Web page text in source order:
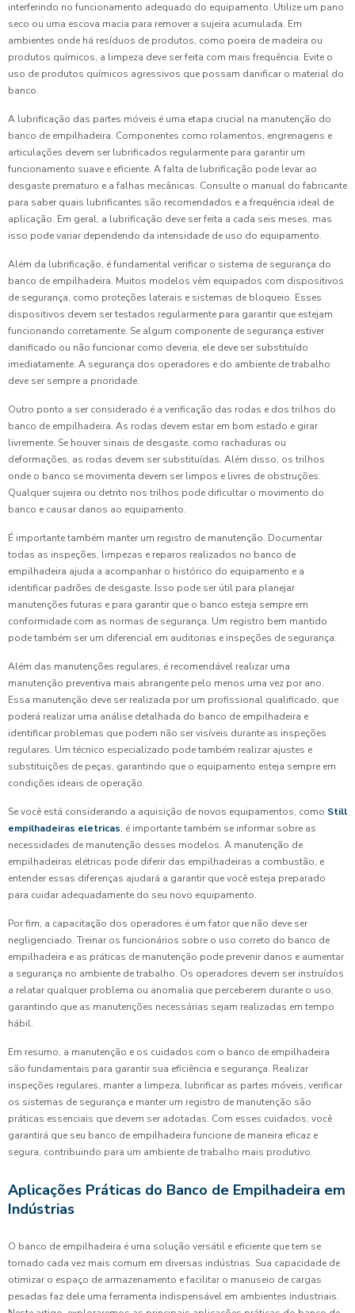
interferindo no funcionamento adequado do equipamento. Utilize um pano
seco ou uma escova macia para remover a sujeira acumulada. Em
ambientes onde há resíduos de produtos, como poeira de madeira ou
produtos químicos, a limpeza deve ser feita com mais frequência. Evite o
uso de produtos químicos agressivos que possam danificar o material do
banco.
A lubrificação das partes móveis é uma etapa crucial na manutenção do
banco de empilhadeira. Componentes como rolamentos, engrenagens e
articulações devem ser lubrificados regularmente para garantir um
funcionamento suave e eficiente. A falta de lubrificação pode levar ao
desgaste prematuro e a falhas mecânicas. Consulte o manual do fabricante
para saber quais lubrificantes são recomendados e a frequência ideal de
aplicação. Em geral, a lubrificação deve ser feita a cada seis meses, mas
isso pode variar dependendo da intensidade de uso do equipamento.
Além da lubrificação, é fundamental verificar o sistema de segurança do
banco de empilhadeira. Muitos modelos vêm equipados com dispositivos
de segurança, como proteções laterais e sistemas de bloqueio. Esses
dispositivos devem ser testados regularmente para garantir que estejam
funcionando corretamente. Se algum componente de segurança estiver
danificado ou não funcionar como deveria, ele deve ser substituído
imediatamente. A segurança dos operadores e do ambiente de trabalho
deve ser sempre a prioridade.
Outro ponto a ser considerado é a verificação das rodas e dos trilhos do
banco de empilhadeira. As rodas devem estar em bom estado e girar
livremente. Se houver sinais de desgaste, como rachaduras ou
deformações, as rodas devem ser substituídas. Além disso, os trilhos
onde o banco se movimenta devem ser limpos e livres de obstruções.
Qualquer sujeira ou detrito nos trilhos pode dificultar o movimento do
banco e causar danos ao equipamento.
É importante também manter um registro de manutenção. Documentar
todas as inspeções, limpezas e reparos realizados no banco de
empilhadeira ajuda a acompanhar o histórico do equipamento e a
identificar padrões de desgaste. Isso pode ser útil para planejar
manutenções futuras e para garantir que o banco esteja sempre em
conformidade com as normas de segurança. Um registro bem mantido
pode também ser um diferencial em auditorias e inspeções de segurança.
Além das manutenções regulares, é recomendável realizar uma
manutenção preventiva mais abrangente pelo menos uma vez por ano.
Essa manutenção deve ser realizada por um profissional qualificado, que
poderá realizar uma análise detalhada do banco de empilhadeira e
identificar problemas que podem não ser visíveis durante as inspeções
regulares. Um técnico especializado pode também realizar ajustes e
substituições de peças, garantindo que o equipamento esteja sempre em
condições ideais de operação.
Se você está considerando a aquisição de novos equipamentos, como Still
empilhadeiras eletricas, é importante também se informar sobre as
necessidades de manutenção desses modelos. A manutenção de
empilhadeiras elétricas pode diferir das empilhadeiras a combustão, e
entender essas diferenças ajudará a garantir que você esteja preparado
para cuidar adequadamente do seu novo equipamento.
Por fim, a capacitação dos operadores é um fator que não deve ser
negligenciado. Treinar os funcionários sobre o uso correto do banco de
empilhadeira e as práticas de manutenção pode prevenir danos e aumentar
a segurança no ambiente de trabalho. Os operadores devem ser instruídos
a relatar qualquer problema ou anomalia que perceberem durante o uso,
garantindo que as manutenções necessárias sejam realizadas em tempo
hábil.
Em resumo, a manutenção e os cuidados com o banco de empilhadeira
são fundamentais para garantir sua eficiência e segurança. Realizar
inspeções regulares, manter a limpeza, lubrificar as partes móveis, verificar
os sistemas de segurança e manter um registro de manutenção são
práticas essenciais que devem ser adotadas. Com esses cuidados, você
garantirá que seu banco de empilhadeira funcione de maneira eficaz e
segura, contribuindo para um ambiente de trabalho mais produtivo.
Aplicações Práticas do Banco de Empilhadeira em
Indústrias
O banco de empilhadeira é uma solução versátil e eficiente que tem se
tornado cada vez mais comum em diversas indústrias. Sua capacidade de
otimizar o espaço de armazenamento e facilitar o manuseio de cargas
pesadas faz dele uma ferramenta indispensável em ambientes industriais.